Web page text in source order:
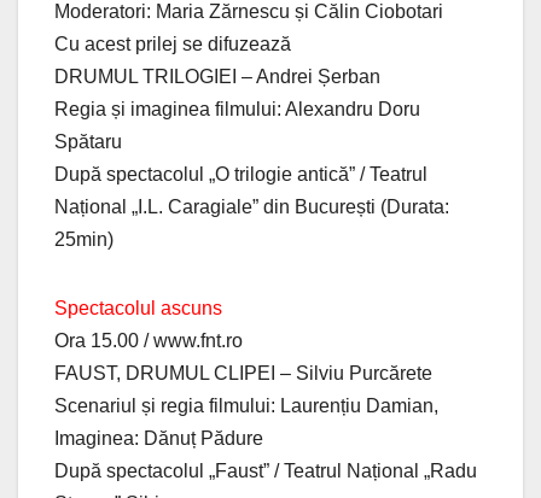
Moderatori: Maria Zărnescu și Călin Ciobotari
Cu acest prilej se difuzează
DRUMUL TRILOGIEI – Andrei Șerban
Regia și imaginea filmului: Alexandru Doru
Spătaru
După spectacolul „O trilogie antică” / Teatrul
Național „I.L. Caragiale” din București (Durata:
25min)
Spectacolul ascuns
Ora 15.00 / www.fnt.ro
FAUST, DRUMUL CLIPEI – Silviu Purcărete
Scenariul și regia filmului: Laurențiu Damian,
Imaginea: Dănuț Pădure
După spectacolul „Faust” / Teatrul Național „Radu